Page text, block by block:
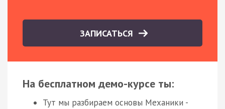
ЗАПИСАТЬСЯ
На бесплатном демо-курсе ты:
Тут мы разбираем основы Механики -